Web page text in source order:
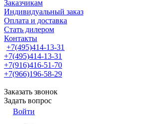
Заказчикам
Индивидуальный заказ
Оплата и доставка
Стать дилером
Контакты
+7(495)414-13-31
+7(495)414-13-31
+7(916)416-51-70
+7(966)196-58-29
Заказать звонок
Задать вопрос
Войти